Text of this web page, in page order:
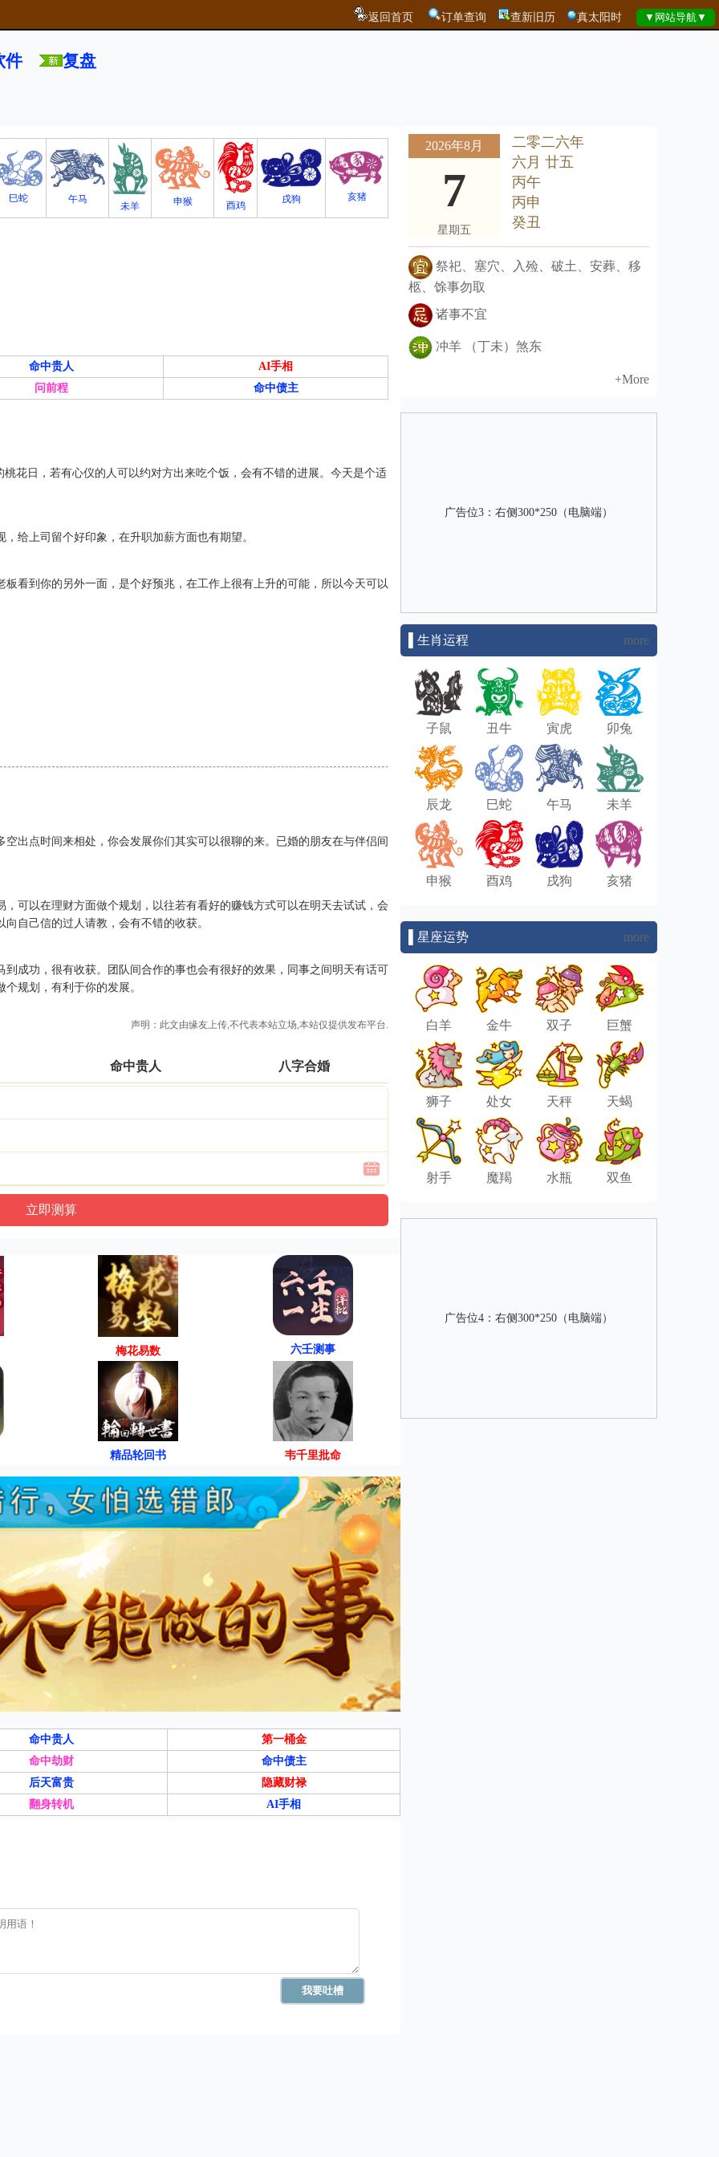
返回首页 订单查询 查新旧历 真太阳时
件 复盘
巳蛇 午马
未羊 申猴 酉鸡
戌狗 亥猪
命中贵人
AI手相
问前程
命中债主
花日，若有心仪的人可以约对方出来吃个饭，会有不错的进展。今天是个适
给上司留个好印象，在升职加薪方面也有期望。
看到你的另外一面，是个好预兆，在工作上很有上升的可能，所以今天可以
出点时间来相处，你会发展你们其实可以很聊的来。已婚的朋友在与伴侣间
可以在理财方面做个规划，以往若有看好的赚钱方式可以在明天去试试，会
自己信的过人请教，会有不错的收获。
成功，很有收获。团队间合作的事也会有很好的效果，同事之间明天有话可
规划，有利于你的发展。
声明：此文由缘友上传,不代表本站立场,本站仅提供发布平台.
命中贵人 八字合婚
梅花易数 六壬测事
精品轮回书 韦千里批命
命中贵人
第一桶金
命中劫财
命中债主
后天富贵
隐藏财禄
翻身转机
AI手相
2026年8月
7
星期五
二零二六年
六月 廿五
丙午
丙申
癸丑
祭祀、塞穴、入殓、破土、安葬、移
柩、馀事勿取
诸事不宜
冲羊 （丁未）煞东
+More
广告位3：右侧300*250（电脑端）
▌生肖运程 more
子鼠 丑牛 寅虎 卯兔
辰龙 巳蛇 午马 未羊
申猴 酉鸡 戌狗 亥猪
▌星座运势 more
白羊 金牛 双子 巨蟹
狮子 处女 天秤 天蝎
射手 魔羯 水瓶 双鱼
广告位4：右侧300*250（电脑端）